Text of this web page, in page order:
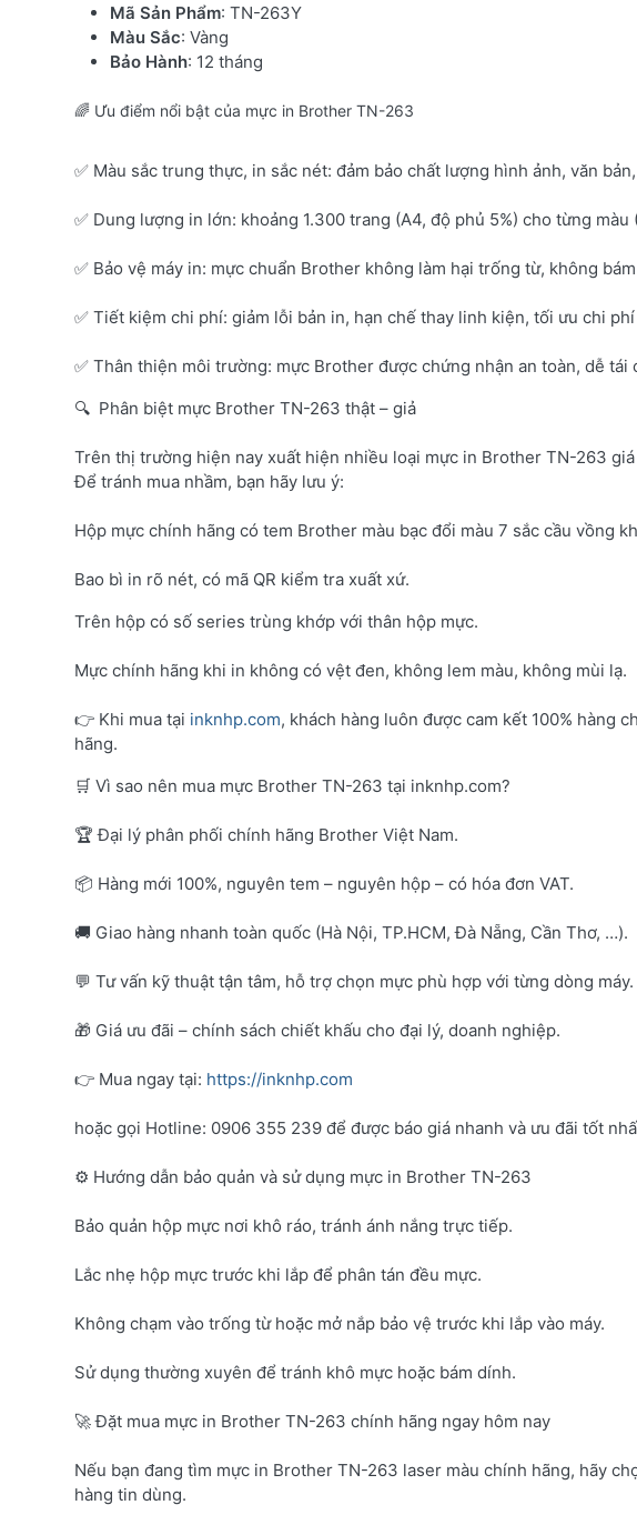
Mã Sản Phẩm: TN-263Y
Màu Sắc: Vàng
Bảo Hành: 12 tháng
🌈 Ưu điểm nổi bật của mực in Brother TN-263
✅ Màu sắc trung thực, in sắc nét: đảm bảo chất lượng hình ảnh, văn
✅ Dung lượng in lớn: khoảng 1.300 trang (A4, độ phủ 5%) cho từng màu
✅ Bảo vệ máy in: mực chuẩn Brother không làm hại trống từ, không
✅ Tiết kiệm chi phí: giảm lỗi bản in, hạn chế thay linh kiện, tối ưu chi
✅ Thân thiện môi trường: mực Brother được chứng nhận an toàn, dễ tái
🔍 Phân biệt mực Brother TN-263 thật – giả
Trên thị trường hiện nay xuất hiện nhiều loại mực in Brother TN-263
Để tránh mua nhầm, bạn hãy lưu ý:
Hộp mực chính hãng có tem Brother màu bạc đổi màu 7 sắc cầu vồng
Bao bì in rõ nét, có mã QR kiểm tra xuất xứ.
Trên hộp có số series trùng khớp với thân hộp mực.
Mực chính hãng khi in không có vệt đen, không lem màu, không mùi lạ.
👉 Khi mua tại inknhp.com, khách hàng luôn được cam kết 100% hàng
hãng.
🛒 Vì sao nên mua mực Brother TN-263 tại inknhp.com?
🏆 Đại lý phân phối chính hãng Brother Việt Nam.
📦 Hàng mới 100%, nguyên tem – nguyên hộp – có hóa đơn VAT.
🚚 Giao hàng nhanh toàn quốc (Hà Nội, TP.HCM, Đà Nẵng, Cần Thơ, …).
💬 Tư vấn kỹ thuật tận tâm, hỗ trợ chọn mực phù hợp với từng dòng máy.
🎁 Giá ưu đãi – chính sách chiết khấu cho đại lý, doanh nghiệp.
👉 Mua ngay tại: https://inknhp.com
hoặc gọi Hotline: 0906 355 239 để được báo giá nhanh và ưu đãi tốt
⚙️ Hướng dẫn bảo quản và sử dụng mực in Brother TN-263
Bảo quản hộp mực nơi khô ráo, tránh ánh nắng trực tiếp.
Lắc nhẹ hộp mực trước khi lắp để phân tán đều mực.
Không chạm vào trống từ hoặc mở nắp bảo vệ trước khi lắp vào máy.
Sử dụng thường xuyên để tránh khô mực hoặc bám dính.
🚀 Đặt mua mực in Brother TN-263 chính hãng ngay hôm nay
Nếu bạn đang tìm mực in Brother TN-263 laser màu chính hãng, hãy
hàng tin dùng.